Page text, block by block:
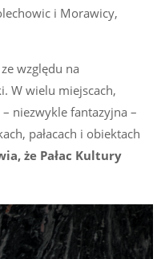
i Morawicy,
względu na
W wielu miejscach,
niezwykle fantazyjna –
pałacach i obiektach
że Pałac Kultury